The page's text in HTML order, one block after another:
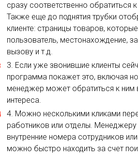
сразу соответственно обратиться
Также еще до поднятия трубки
клиенте: страницы товаров,
пользователь, местонахождение,
вызову и т.д.
Если уже звонившие клиенты
программа покажет это, включая
менеджер может обратиться к ним
интереса.
Можно несколькими кликами
работников или отделы.
внутренние номера сотрудников
можно быстро находить за счет